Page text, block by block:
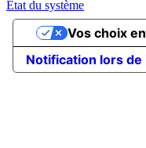
État du système
Notification lors de
Vos choix